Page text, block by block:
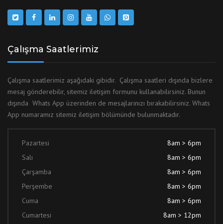
Çalışma Saatlerimiz
Çalışma saatlerimiz aşağıdaki gibidir. Çalışma saatleri dışında bizlere
mesaj gönderebilir, sitemiz iletişim formunu kullanabilirsiniz. Bunun
dışında Whats App üzerinden de mesajlarınızı bırakabilirsiniz. Whats
App numaramız sitemiz iletişim bölümünde bulunmaktadır.
Pazartesi
8am > 6pm
Salı
8am > 6pm
Çarşamba
8am > 6pm
Perşembe
8am > 6pm
Cuma
8am > 6pm
Cumartesi
8am > 12pm